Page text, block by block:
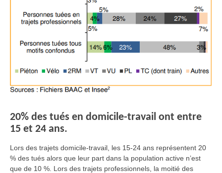
20% des tués en domicile-travail ont entre
15 et 24 ans.
Lors des trajets domicile-travail, les 15-24 ans représentent 20
% des tués alors que leur part dans la population active n’est
que de 10 %. Lors des trajets professionnels, la moitié des